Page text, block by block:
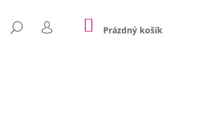
HLEDAT
PŘIHLÁŠENÍ
NÁKUPNÍ
KOŠÍK
Prázdný košík